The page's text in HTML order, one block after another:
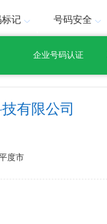
记 号码安全
企业号码认证
有限公司
度市